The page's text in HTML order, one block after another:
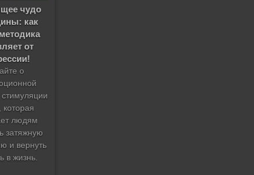
чудо
как
от
о
которая
людям
затяжную
и вернуть
в жизнь.